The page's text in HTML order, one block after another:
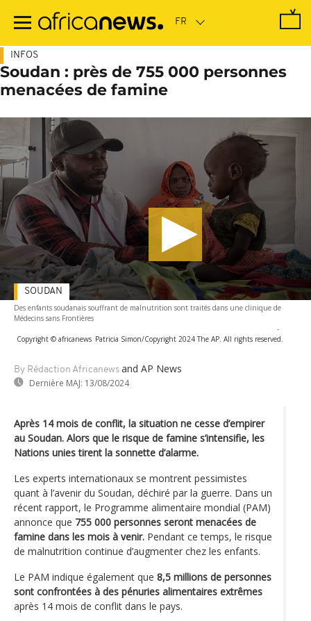
contenu
INFOS
Soudan : près de 755 000 personnes
menacées de famine
Des enfants soudanais souffrant de malnutrition sont traités dans une clinique de
Médecins sans Frontières
-
Copyright © africanews Patricia Simon/Copyright 2024 The AP. All rights reserved.
By Rédaction Africanews and AP News
Dernière MAJ: 13/08/2024
SOUDAN
Après 14 mois de conflit, la situation ne cesse d’empirer
au Soudan. Alors que le risque de famine s’intensifie, les
Nations unies tirent la sonnette d’alarme.
Les experts internationaux se montrent pessimistes
quant à l’avenir du Soudan, déchiré par la guerre. Dans un
récent rapport, le Programme alimentaire mondial (PAM)
annonce que 755 000 personnes seront menacées de
famine dans les mois à venir. Pendant ce temps, le risque
de malnutrition continue d’augmenter chez les enfants.
Le PAM indique également que 8,5 millions de personnes
sont confrontées à des pénuries alimentaires extrêmes
après 14 mois de conflit dans le pays.